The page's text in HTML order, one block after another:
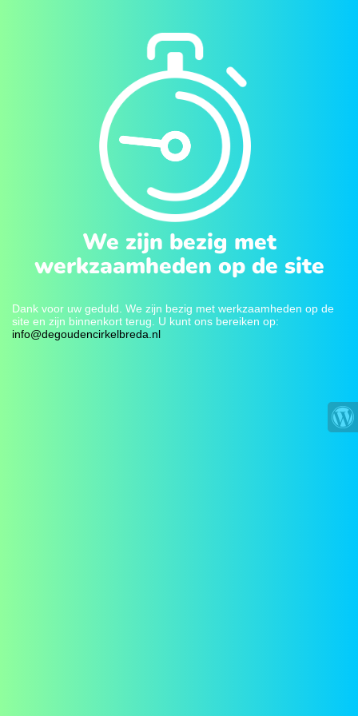
We zijn bezig met
werkzaamheden op de site
Dank voor uw geduld. We zijn bezig met werkzaamheden op de
site en zijn binnenkort terug. U kunt ons bereiken op:
info@degoudencirkelbreda.nl